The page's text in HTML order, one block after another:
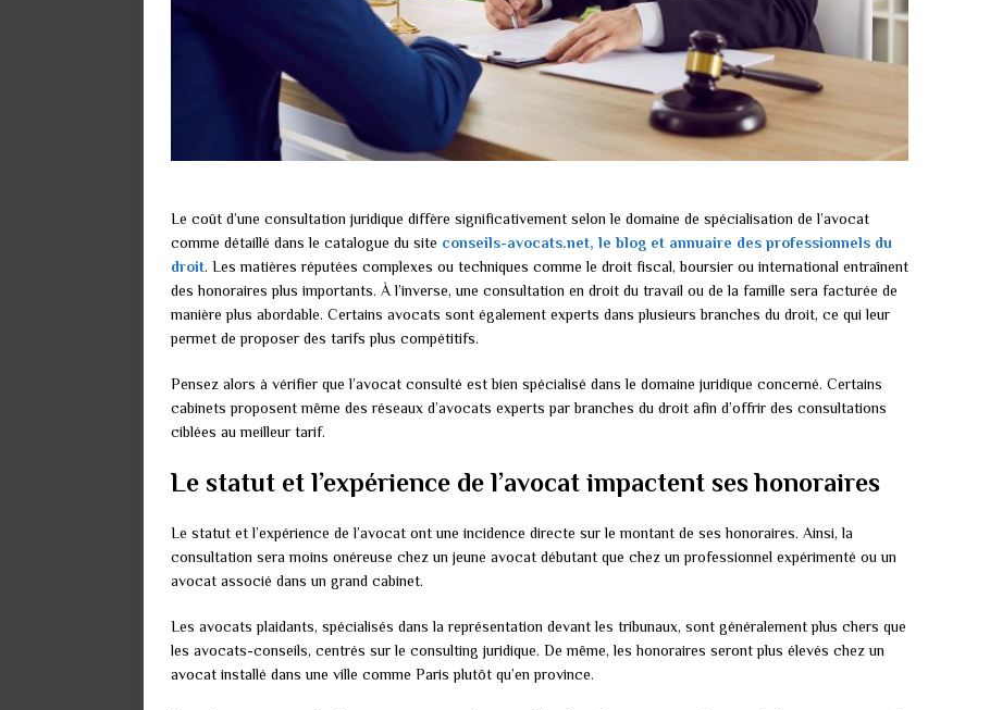
Le coût d’une consultation juridique diffère significativement selon le domaine de spécialisation de l’avocat
comme détaillé dans le catalogue du site conseils-avocats.net, le blog et annuaire des professionnels du
droit. Les matières réputées complexes ou techniques comme le droit fiscal, boursier ou international entraînent
des honoraires plus importants. À l’inverse, une consultation en droit du travail ou de la famille sera facturée de
manière plus abordable. Certains avocats sont également experts dans plusieurs branches du droit, ce qui leur
permet de proposer des tarifs plus compétitifs.
Pensez alors à vérifier que l’avocat consulté est bien spécialisé dans le domaine juridique concerné. Certains
cabinets proposent même des réseaux d’avocats experts par branches du droit afin d’offrir des consultations
ciblées au meilleur tarif.
Le statut et l’expérience de l’avocat impactent ses honoraires
Le statut et l’expérience de l’avocat ont une incidence directe sur le montant de ses honoraires. Ainsi, la
consultation sera moins onéreuse chez un jeune avocat débutant que chez un professionnel expérimenté ou un
avocat associé dans un grand cabinet.
Les avocats plaidants, spécialisés dans la représentation devant les tribunaux, sont généralement plus chers que
les avocats-conseils, centrés sur le consulting juridique. De même, les honoraires seront plus élevés chez un
avocat installé dans une ville comme Paris plutôt qu’en province.